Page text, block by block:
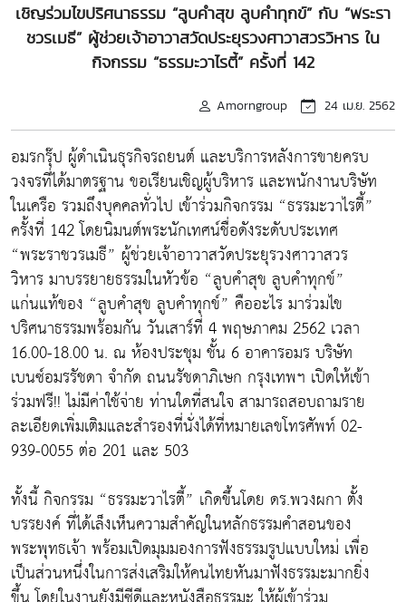
เชิญร่วมไขปริศนาธรรม “ลูบคำสุข ลูบคำทุกข์” กับ “พระรา
ชวรเมธี” ผู้ช่วยเจ้าอาวาสวัดประยุรวงศาวาสวรวิหาร ใน
กิจกรรม “ธรรมะวาไรตี้” ครั้งที่ 142
Amorngroup 24 เม.ย. 2562
อมรกรุ๊ป ผู้ดำเนินธุรกิจรถยนต์ และบริการหลังการขายครบ
วงจรที่ได้มาตรฐาน ขอเรียนเชิญผู้บริหาร และพนักงานบริษัท
ในเครือ รวมถึงบุคคลทั่วไป เข้าร่วมกิจกรรม “ธรรมะวาไรตี้”
ครั้งที่ 142 โดยนิมนต์พระนักเทศน์ชื่อดังระดับประเทศ
“พระราชวรเมธี” ผู้ช่วยเจ้าอาวาสวัดประยุรวงศาวาสวร
วิหาร มาบรรยายธรรมในหัวข้อ “ลูบคำสุข ลูบคำทุกข์”
แก่นแท้ของ “ลูบคำสุข ลูบคำทุกข์” คืออะไร มาร่วมไข
ปริศนาธรรมพร้อมกัน วันเสาร์ที่ 4 พฤษภาคม 2562 เวลา
16.00-18.00 น. ณ ห้องประชุม ชั้น 6 อาคารอมร บริษัท
เบนซ์อมรรัชดา จำกัด ถนนรัชดาภิเษก กรุงเทพฯ เปิดให้เข้า
ร่วมฟรี!! ไม่มีค่าใช้จ่าย ท่านใดที่สนใจ สามารถสอบถามราย
ละเอียดเพิ่มเติมและสำรองที่นั่งได้ที่หมายเลขโทรศัพท์ 02-
939-0055 ต่อ 201 และ 503
ทั้งนี้ กิจกรรม “ธรรมะวาไรตี้” เกิดขึ้นโดย ดร.พวงผกา ตั้ง
บรรยงค์ ที่ได้เล็งเห็นความสำคัญในหลักธรรมคำสอนของ
พระพุทธเจ้า พร้อมเปิดมุมมองการฟังธรรมรูปแบบใหม่ เพื่อ
เป็นส่วนหนึ่งในการส่งเสริมให้คนไทยหันมาฟังธรรมะมากยิ่ง